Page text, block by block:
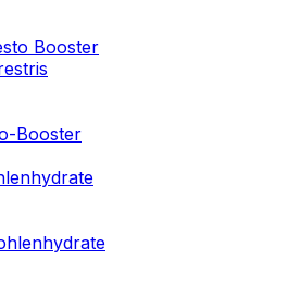
Booster
Booster